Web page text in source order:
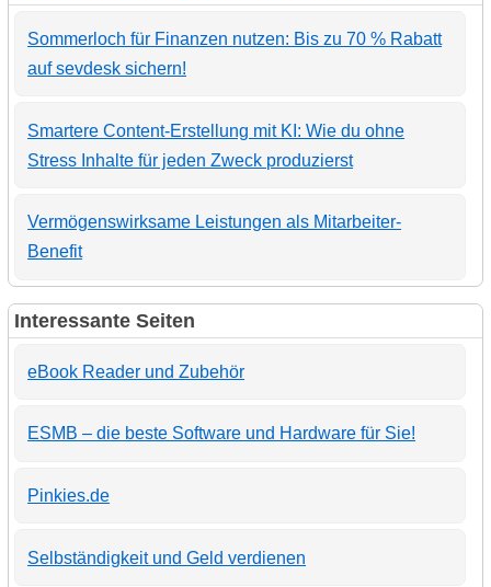
Sommerloch für Finanzen nutzen: Bis zu 70 % Rabatt
auf sevdesk sichern!
Smartere Content-Erstellung mit KI: Wie du ohne
Stress Inhalte für jeden Zweck produzierst
Vermögenswirksame Leistungen als Mitarbeiter-
Benefit
Interessante Seiten
eBook Reader und Zubehör
ESMB – die beste Software und Hardware für Sie!
Pinkies.de
Selbständigkeit und Geld verdienen